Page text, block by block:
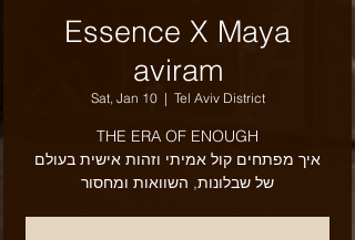
Essence X Maya
aviram
Sat, Jan 10
  |
Tel Aviv District
THE ERA OF ENOUGH
איך מפתחים קול אמיתי וזהות אישית בעולם